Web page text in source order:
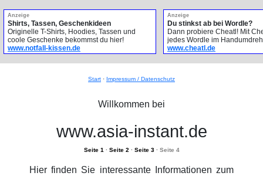
Anzeige
Shirts, Tassen, Geschenkideen
Originelle T-Shirts, Hoodies, Tassen und
coole Geschenke bekommst du hier!
www.notfall-kissen.de
Anzeige
Du stinkst ab bei Wordle?
Dann probiere Cheatl! Mit
jedes Wordle im
www.cheatl.de
Start · Impressum / Datenschutz
Willkommen bei
www.asia-instant.de
Seite 1 · Seite 2 · Seite 3· Seite 4
Hier finden Sie interessante Informationen zum